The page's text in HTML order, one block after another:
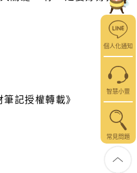
個人化通知
智慧小豐
常見問題
筆記授權轉載》